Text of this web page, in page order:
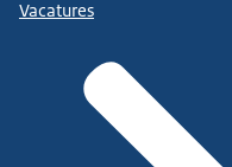
Vacatures